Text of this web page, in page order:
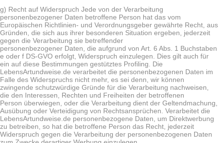
g) Recht auf Widerspruch Jede von der Verarbeitung
personenbezogener Daten betroffene Person hat das vom
Europäischen Richtlinien- und Verordnungsgeber gewährte Recht, aus
Gründen, die sich aus ihrer besonderen Situation ergeben, jederzeit
gegen die Verarbeitung sie betreffender
personenbezogener Daten, die aufgrund von Art. 6 Abs. 1 Buchstaben
e oder f DS-GVO erfolgt, Widerspruch einzulegen. Dies gilt auch für
ein auf diese Bestimmungen gestütztes Profiling. Die
LebensArtundweise.de verarbeitet die personenbezogenen Daten im
Falle des Widerspruchs nicht mehr, es sei denn, wir können
zwingende schutzwürdige Gründe für die Verarbeitung nachweisen,
die den Interessen, Rechten und Freiheiten der betroffenen
Person überwiegen, oder die Verarbeitung dient der Geltendmachung,
Ausübung oder Verteidigung von Rechtsansprüchen. Verarbeitet die
LebensArtundweise.de personenbezogene Daten, um Direktwerbung
zu betreiben, so hat die betroffene Person das Recht, jederzeit
Widerspruch gegen die Verarbeitung der personenbezogenen Daten